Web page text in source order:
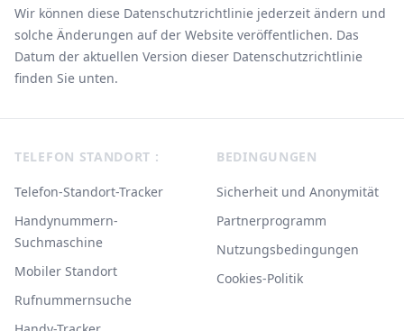
Wir können diese Datenschutzrichtlinie jederzeit ändern und
solche Änderungen auf der Website veröffentlichen. Das
Datum der aktuellen Version dieser Datenschutzrichtlinie
finden Sie unten.
TELEFON STANDORT :
Telefon-Standort-Tracker
Handynummern-
Suchmaschine
Mobiler Standort
Rufnummernsuche
BEDINGUNGEN
Sicherheit und Anonymität
Partnerprogramm
Nutzungsbedingungen
Cookies-Politik